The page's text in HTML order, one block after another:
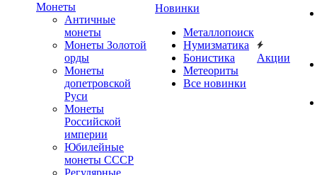
Монеты
Античные
монеты
Монеты Золотой
орды
Монеты
допетровской
Руси
Монеты
Российской
империи
Юбилейные
монеты СССР
Регулярные
Новинки
Металлопоиск
Нумизматика
Бонистика
Метеориты
Все новинки
Акции